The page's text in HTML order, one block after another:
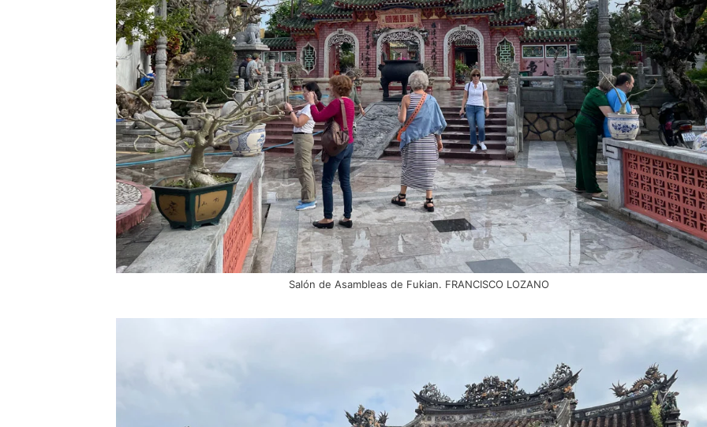
Salón de Asambleas de Fukian. FRANCISCO LOZANO